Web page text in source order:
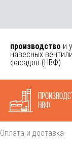
производство и
навесных
фасадов (НВФ)
НВФ
Оплата и доставка